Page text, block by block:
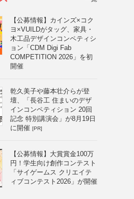
【公募情報】カインズ×コク
ヨ×VUILDがタッグ、家具・
木工品デザインコンペティシ
ョン「CDM Digi Fab
COMPETITION 2026」を初
開催
乾久美子や藤本壮介らが登
壇、「長谷工 住まいのデザ
インコンペティション 20回
記念 特別講演会」が8月19日
に開催 [PR]
【公募情報】大賞賞金100万
円！学生向け創作コンテスト
「サイゲームス クリエイテ
ィブコンテスト2026」が開催